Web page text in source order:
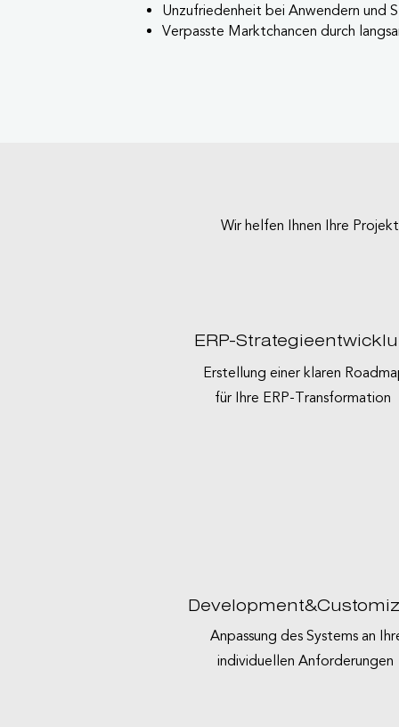
Unzufriedenheit bei Anwendern und
Verpasste Marktchancen durch
Wir helfen Ihnen Ihre
ERP-
Erstellung einer klaren
für Ihre ERP-Transformation
Anpassung des Systems an
individuellen Anforderungen